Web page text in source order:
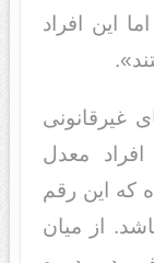
این افراد
غیرقانونی
معدل
٢٢٨ نفر کمتر از ١۴ بوده که این رقم
آیین‌نامه‌ها باید بالای ١۴ باشد. از میان